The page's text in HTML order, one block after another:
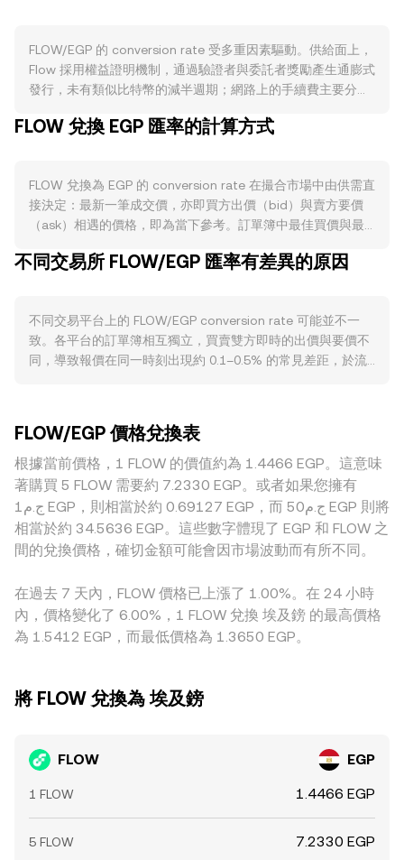
FLOW/EGP 的 conversion rate 受多重因素驅動。供給面上，
Flow 採用權益證明機制，通過驗證者與委託者獎勵產生通膨式
發行，未有類似比特幣的減半週期；網路上的手續費主要分配
化取決於發行速率與實際被質押鎖倉的 FLOW 規模。若大量
面則與 Flow 生態活動緊密相連：以 NBA Top Shot 等熱門
NFT、遊戲與消費級應用為代表的用例會提升對交易手續費與
資產結算的需求，開發者對 Cadence 智能合約與新應用的部
際使用。宏觀層面，FLOW 對比特幣走勢通常具有相關性，整
會反映在 FLOW/EGP 的 conversion rate 上。監管方面，針
對數位資產分類與交易合規的政策變動、對 NFT 的規範、以及
主要司法轄區對交易平台與代幣上市的審視，都可能引發
可得性與報價。技術層面，合約市場的資金費率、季度或月度
的合約與期權到期、做市商倉位調整、鏈上及交易所的大額地
址（所謂「巨鯨」）的淨流入流出、以及交易所儲備變化，都
可能在短時間內加劇 FLOW/EGP conversion rate 的波動。
FLOW 兌換 EGP 匯率的計算方式
FLOW 兌換為 EGP 的 conversion rate 在撮合市場中由供需直
接決定：最新一筆成交價，亦即買方出價（bid）與賣方要價
（ask）相遇的價格，即為當下參考。訂單簿中最佳買價與最
price），常用作即時參考定位。跨多個平台時，資料聚合商會
大的市場對 VWAP 影響更高。對使用者而言，簡單換算關係
為：以 EGP 計價時，EGP 值 = FLOW 數量 × conversion
rate；若已知欲換得的 EGP 值，則 FLOW 數量 = EGP 值 /
流動性時。自動做市商（AMM）常以 x × y = k 的恆定乘積模
型定價，其中資金池兩種資產的儲備量分別為 x 與 y，邊際價
格可近似為 y/x；當大額兌換推動儲備比例變化時，價格會順
勢移動，並經由跨平台套利逐步回歸更廣泛市場的參考水準。
不同交易所 FLOW/EGP 匯率有差異的原因
不同交易平台上的 FLOW/EGP conversion rate 可能並不一
致。各平台的訂單簿相互獨立，買賣雙方即時的出價與要價不
同，導致報價在同一時刻出現約 0.1–0.5% 的常見差距，於流
會造成定價溢折，例如針對 FLOW 上架、法幣入出金與加密資
產合規的地區性規範，可能使 EGP 計價市場承受額外成本或
風險溢價。許多平台以 USDT 作為主要中介資產，最終的
FLOW/EGP 報價常由 FLOW/USDT 與 EGP/USDT 推導而來；
若 USDT 相對 EGP 出現小幅溢價或折價，會直接反映到以
EGP 計價的 FLOW 報價。跨平台套利雖能在價格出現偏離時
買低賣高、收斂差價，但受限於提現與入金時間、鏈上確認、
全，因而保留了不同平台之間的 conversion rate 差異。
FLOW/EGP 價格兌換表
根據當前價格，1 FLOW 的價值約為 1.4466 EGP。這意味
著購買 5 FLOW 需要約 7.2330 EGP。或者如果您擁有
ج.م1 EGP，則相當於約 0.69127 EGP，而 ج.م50 EGP 則將
相當於約 34.5636 EGP。這些數字體現了 EGP 和 FLOW 之
間的兌換價格，確切金額可能會因市場波動而有所不同。
在過去 7 天內，FLOW 價格已上漲了 1.00%。在 24 小時
內，價格變化了 6.00%，1 FLOW 兌換 埃及鎊 的最高價格
為 1.5412 EGP，而最低價格為 1.3650 EGP。
將 FLOW 兌換為 埃及鎊
FLOW EGP
1 FLOW 1.4466 EGP
5 FLOW 7.2330 EGP